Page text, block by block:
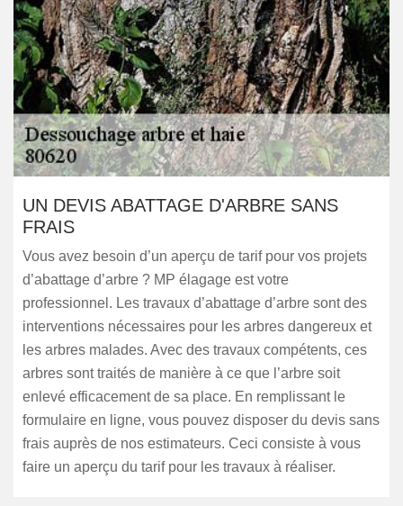
UN DEVIS ABATTAGE D'ARBRE SANS
FRAIS
Vous avez besoin d’un aperçu de tarif pour vos projets
d’abattage d’arbre ? MP élagage est votre
professionnel. Les travaux d’abattage d’arbre sont des
interventions nécessaires pour les arbres dangereux et
les arbres malades. Avec des travaux compétents, ces
arbres sont traités de manière à ce que l’arbre soit
enlevé efficacement de sa place. En remplissant le
formulaire en ligne, vous pouvez disposer du devis sans
frais auprès de nos estimateurs. Ceci consiste à vous
faire un aperçu du tarif pour les travaux à réaliser.